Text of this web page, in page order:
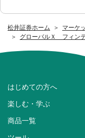
松井証券ホーム
マーケ
グローバルＸ フィン
はじめての方へ
楽しむ・学ぶ
商品一覧